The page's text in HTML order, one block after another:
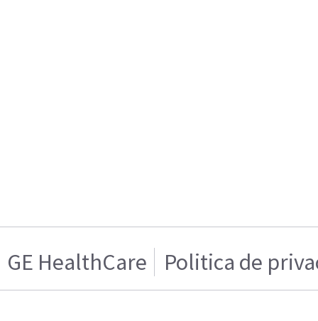
GE HealthCare Politica de